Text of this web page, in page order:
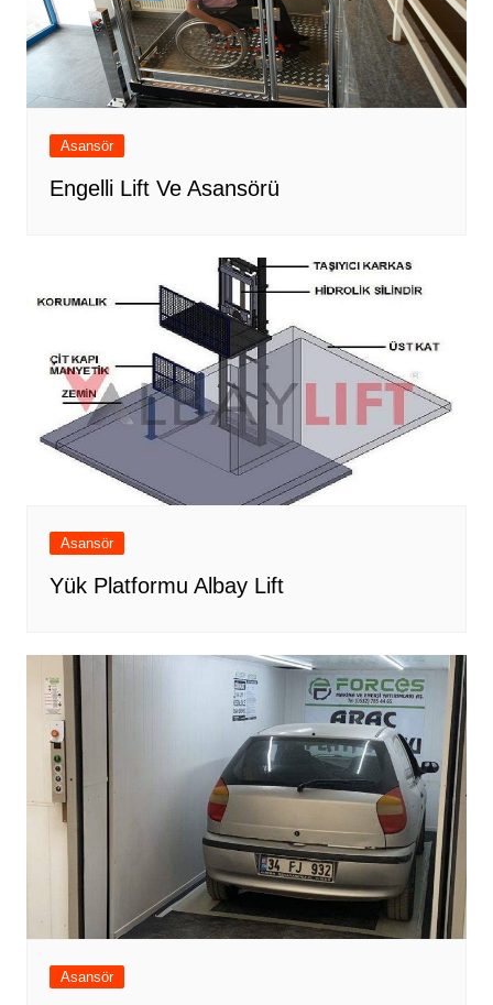
Asansör
Engelli Lift Ve Asansörü
Asansör
Yük Platformu Albay Lift
Asansör